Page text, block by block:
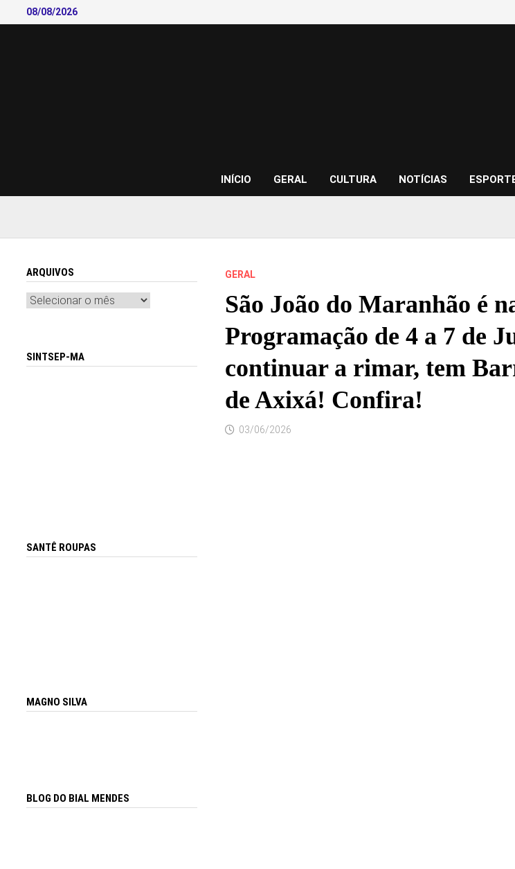
to
08/08/2026
INÍCIO GERAL CULTURA NOTÍCIAS
GERAL
São João do Maranhão é
Programação de 4 a 7 de
continuar a rimar, tem
de Axixá! Confira!
03/06/2026
ARQUIVOS
Arquivos
SINTSEP-MA
SANTÊ ROUPAS
MAGNO SILVA
BLOG DO BIAL MENDES